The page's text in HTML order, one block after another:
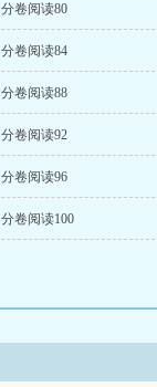
分卷阅读80
分卷阅读84
分卷阅读88
分卷阅读92
分卷阅读96
分卷阅读100